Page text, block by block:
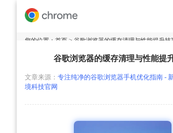
您的位置： 首页 > 谷歌浏览器的缓存清理与性能提升技
谷歌浏览器的缓存清理与性能提
文章来源： 专注纯净的谷歌浏览器手机优化指南 -
境科技官网